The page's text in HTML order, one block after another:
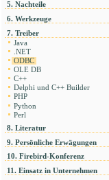
5. Nachteile
6. Werkzeuge
7. Treiber
Java
.NET
ODBC
OLE DB
C++
Delphi und C++ Builder
PHP
Python
Perl
8. Literatur
9. Persönliche Erwägungen
10. Firebird-Konferenz
11. Einsatz in Unternehmen